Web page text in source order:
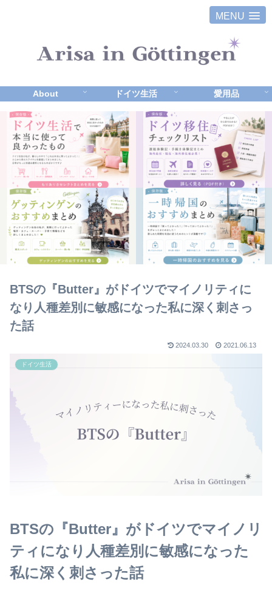
MENU
About ドイツ生活 愛用品
BTSの『Butter』がドイツでマイノリティに
なり人種差別に敏感になった私に深く刺さっ
た話
2024.03.30 2021.06.13
ドイツ生活
BTSの『Butter』がドイツでマイノリ
ティになり人種差別に敏感になった
私に深く刺さった話